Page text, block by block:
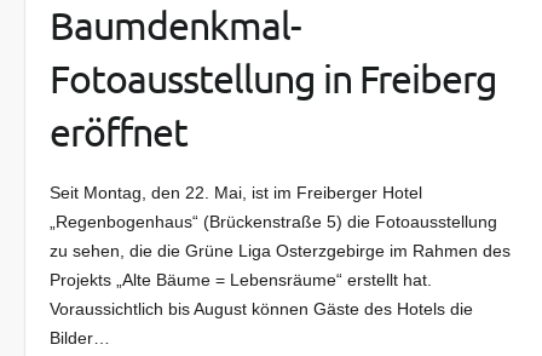
Baumdenkmal-
Fotoausstellung in Freiberg
eröffnet
Seit Montag, den 22. Mai, ist im Freiberger Hotel
„Regenbogenhaus“ (Brückenstraße 5) die Fotoausstellung
zu sehen, die die Grüne Liga Osterzgebirge im Rahmen des
Projekts „Alte Bäume = Lebensräume“ erstellt hat.
Voraussichtlich bis August können Gäste des Hotels die
Bilder…